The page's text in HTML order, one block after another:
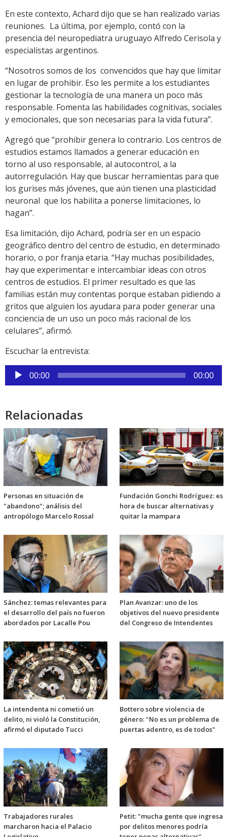
En este contexto, Achard dijo que se han realizado varias
reuniones. La última, por ejemplo, contó con la
presencia del neuropediatra uruguayo Alfredo Cerisola y
especialistas argentinos.
“Nosotros somos de los convencidos que hay que limitar
en lugar de prohibir. Eso les permite a los estudiantes
gestionar la tecnología de una manera un poco más
responsable. Fomenta las habilidades cognitivas, sociales
y emocionales, que son necesarias para la vida futura”.
Agregó que “prohibir genera lo contrario. Los centros de
estudios estamos llamados a generar educación en
torno al uso responsable, al autocontrol, a la
autorregulación. Hay que buscar herramientas para que
los gurises más jóvenes, que aún tienen una plasticidad
neuronal que los habilita a ponerse limitaciones, lo
hagan”.
Esa limitación, dijo Achard, podría ser en un espacio
geográfico dentro del centro de estudio, en determinado
horario, o por franja etaria. “Hay muchas posibilidades,
hay que experimentar e intercambiar ideas con otros
centros de estudios. El primer resultado es que las
familias están muy contentas porque estaban pidiendo a
gritos que alguien los ayudara para poder generar una
conciencia de un uso un poco más racional de los
celulares”, afirmó.
Escuchar la entrevista:
Reproductor
de
00:00 00:00
Relacionadas
Personas en situación de
"abandono"; análisis del
antropólogo Marcelo Rossal
Fundación Gonchi Rodríguez: es
hora de buscar alternativas y
quitar la mampara
Sánchez: temas relevantes para
el desarrollo del país no fueron
abordados por Lacalle Pou
Plan Avanzar: uno de los
objetivos del nuevo presidente
del Congreso de Intendentes
La intendenta ni cometió un
delito, ni violó la Constitución,
afirmó el diputado Tucci
Bottero sobre violencia de
género: "No es un problema de
puertas adentro, es de todos"
Trabajadores rurales
marcharon hacia el Palacio
Petit: "mucha gente que ingresa
por delitos menores podría